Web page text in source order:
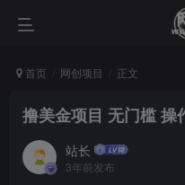
首页 网创项目 正文
撸美金项目 无门槛 操
站长
3年前发布